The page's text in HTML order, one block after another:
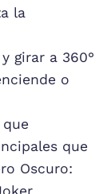
la
girar a 360°
o
que
Oscuro: